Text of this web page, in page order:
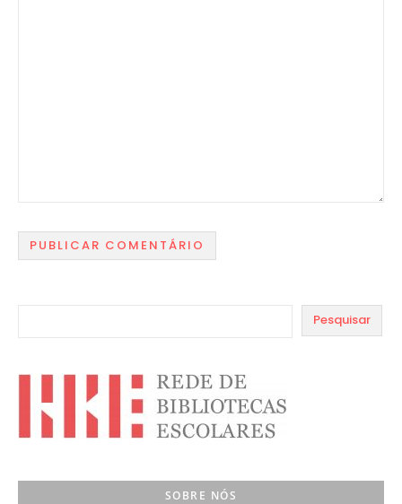
Pesquisar
SOBRE NÓS